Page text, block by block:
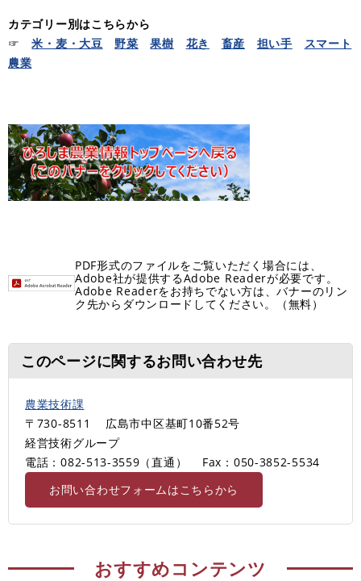
カテゴリー別はこちらから
☞米・麦・大豆 野菜 果樹 花き 畜産 担い手
スマート
農業
PDF形式のファイルをご覧いただく場合には、
Adobe社が提供するAdobe Readerが必要です。
Adobe Readerをお持ちでない方は、バナーのリン
ク先からダウンロードしてください。（無料）
このページに関するお問い合わせ先
農業技術課
〒730-8511
広島市中区基町10番52号
経営技術グループ
電話：082-513-3559（直通）
Fax：050-3852-5534
お問い合わせフォームはこちらから
おすすめコンテンツ